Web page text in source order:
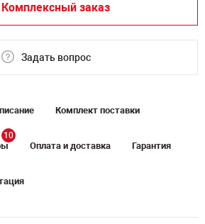
Комплексный заказ
Задать вопрос
Комплект поставки
10
Оплата и доставка Гарантия